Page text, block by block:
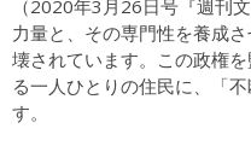
（2020年3月26日号『週刊
力量と、その専門性を養成
壊されています。この政権
る一人ひとりの住民に、「
す。